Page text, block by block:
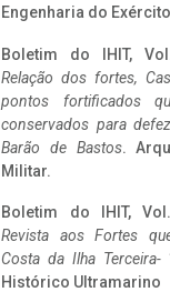
Engenharia do
Boletim do IHIT,
Relação dos fortes,
pontos fortificados
conservados para
Barão de Bastos.
Militar.
Boletim do IHIT,
Revista aos Fortes
Costa da Ilha Terceira-
Histórico Ultramarino